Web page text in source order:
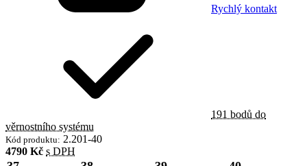
Rychlý kontakt
191 bodů do
věrnostního systému
Kód produktu: 2.201-40
4790 Kč s DPH